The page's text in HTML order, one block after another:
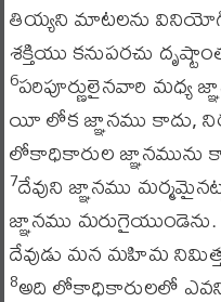
తియ్యని మాటలను
శక్తియు కనుపరచు
6పరిపూర్ణులైనవారి మధ్య
యీ లోక జ్ఞానము కాదు,
లోకాధికారుల జ్ఞానమును
7దేవుని జ్ఞానము
జ్ఞానము మరుగైయుండెను.
దేవుడు మన మహిమ
8అది లోకాధికారులలో